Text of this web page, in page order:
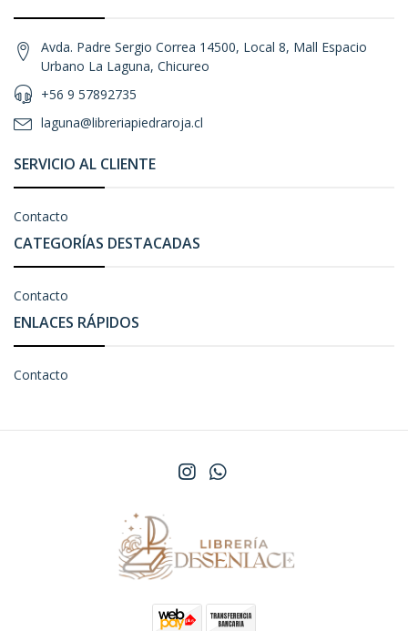
Avda. Padre Sergio Correa 14500, Local 8, Mall Espacio
Urbano La Laguna, Chicureo
+56 9 57892735
laguna@libreriapiedraroja.cl
SERVICIO AL CLIENTE
Contacto
CATEGORÍAS DESTACADAS
Contacto
ENLACES RÁPIDOS
Contacto